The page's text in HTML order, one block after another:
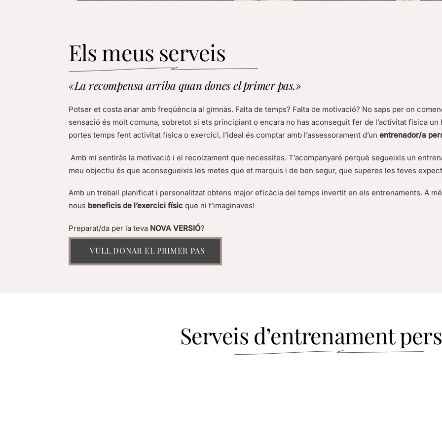
Els meus serveis
«La recompensa arriba quan dones el primer pas.»
Potser et costa anar amb freqüència al gimnàs. Falta de temps? Falta de motivació? No saps per on
sensació és molt comuna, sobretot si ets principiant o encara no has aconseguit fer de l’activitat física
portes temps fent activitat física o exercici, l’ideal és comptar amb l’assessorament d’un entrenador/a
Amb mi sentiràs la motivació i el recolzament que necessites. T’acompanyaré perquè segueixis un
meu objectiu és que aconsegueixis les metes que et marquis i de ben segur, que superes les teves
Amb un treball planificat i personalitzat obtens major eficàcia del temps invertit en els entrenaments. A
nous beneficis de l’exercici físic que ni t’imaginaves!
Preparat/da per la teva NOVA VERSIÓ?
VULL DONAR EL PRIMER PAS
Serveis d’entrenament